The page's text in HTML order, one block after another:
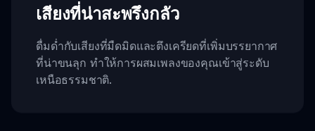
เสียงที่น่าสะพรึงกลัว
ดื่มด่ำกับเสียงที่มืดมิดและตึงเครียดที่เพิ่มบรรยากาศ
ที่น่าขนลุก ทำให้การผสมเพลงของคุณเข้าสู่ระดับ
เหนือธรรมชาติ.